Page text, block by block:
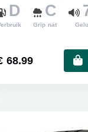
D C
Grip nat
68.99